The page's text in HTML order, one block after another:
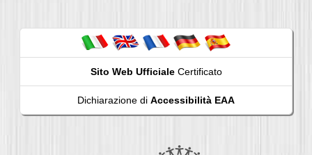
Sito Web UfficialeCertificato
Dichiarazione di Accessibilità EAA